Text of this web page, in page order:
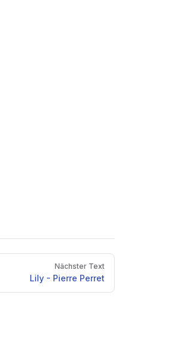
Nächster Text
Lily - Pierre Perret